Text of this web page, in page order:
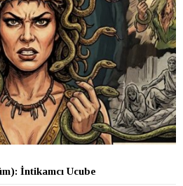
İntikamcı Ucube